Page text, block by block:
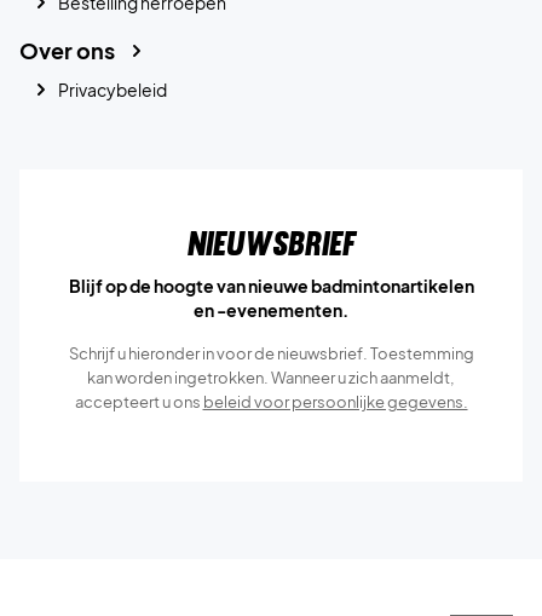
Over ons
Privacybeleid
Nieuwsbrief
Blijf op de hoogte van nieuwe badmintonartikelen
en -evenementen.
Schrijf u hieronder in voor de nieuwsbrief. Toestemming
kan worden ingetrokken. Wanneer u zich aanmeldt,
accepteert u ons beleid voor persoonlijke gegevens.